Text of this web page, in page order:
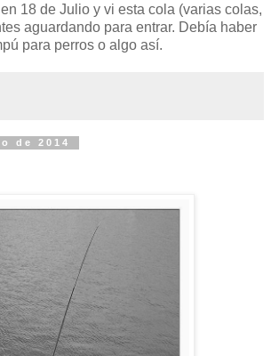
18 de Julio y vi esta cola (varias colas,
aguardando para entrar. Debía haber
para perros o algo así.
de 2014